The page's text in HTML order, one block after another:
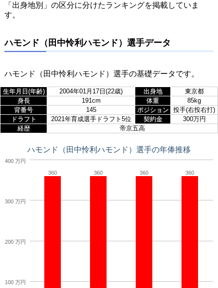
「出身地別」の区分に分けたランキングを掲載していま
す。
ハモンド（田中怜利ハモンド）選手データ
ハモンド（田中怜利ハモンド）選手の基礎データです。
生年月日(年齢) 2004年01月17日(22歳) 出身地
東京都
身長
191cm 体重
85kg
背番号
145 ポジション
投手(右投右打)
ドラフト
2021年育成選手ドラフト5位 契約金
300万円
経歴
帝京五高
ハモンド（田中怜利ハモンド）選手の年俸推移
360 360 360 360
100 万円
200 万円
300 万円
400 万円